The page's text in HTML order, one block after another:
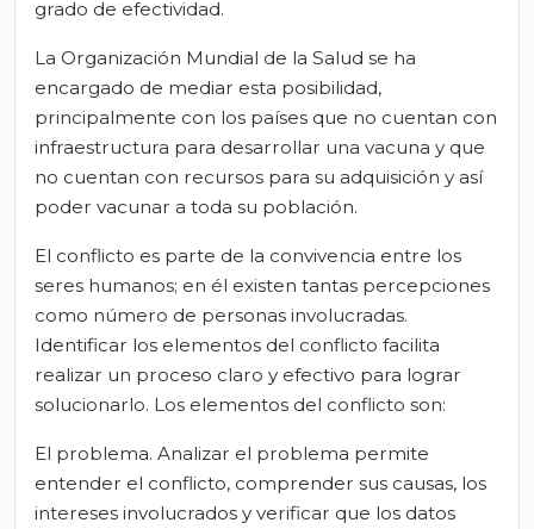
grado de efectividad.
La Organización Mundial de la Salud se ha
encargado de mediar esta posibilidad,
principalmente con los países que no cuentan con
infraestructura para desarrollar una vacuna y que
no cuentan con recursos para su adquisición y así
poder vacunar a toda su población.
El conflicto es parte de la convivencia entre los
seres humanos; en él existen tantas percepciones
como número de personas involucradas.
Identificar los elementos del conflicto facilita
realizar un proceso claro y efectivo para lograr
solucionarlo. Los elementos del conflicto son:
El problema. Analizar el problema permite
entender el conflicto, comprender sus causas, los
intereses involucrados y verificar que los datos